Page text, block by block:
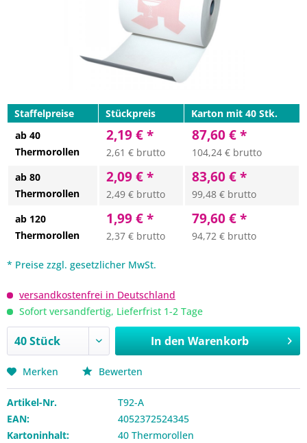
Staffelpreise Stückpreis
Karton mit 40 Stk.
ab 40
Thermorollen
2,19 € *
2,61 € brutto
87,60 € *
104,24 € brutto
ab 80
Thermorollen
2,09 € *
2,49 € brutto
83,60 € *
99,48 € brutto
ab 120
Thermorollen
1,99 € *
2,37 € brutto
79,60 € *
94,72 € brutto
* Preise zzgl. gesetzlicher MwSt.
versandkostenfrei in Deutschland
Sofort versandfertig, Lieferfrist 1-2 Tage
In den Warenkorb
Merken Bewerten
Artikel-Nr.
T92-A
EAN:
4052372524345
Kartoninhalt:
40 Thermorollen